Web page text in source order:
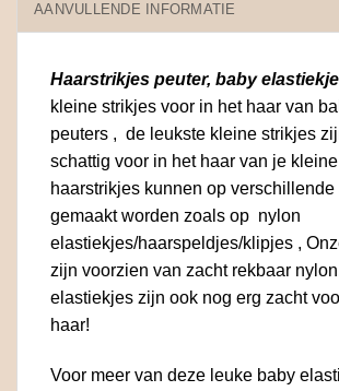
AANVULLENDE INFORMATIE
Haarstrikjes peuter, baby
kleine strikjes voor in het haar van
peuters , de leukste kleine strikjes
schattig voor in het haar van je
haarstrikjes kunnen op
gemaakt worden zoals op nylon
elastiekjes/haarspeldjes/klipjes ,
zijn voorzien van zacht rekbaar
elastiekjes zijn ook nog erg zacht
haar!
Voor meer van deze leuke baby